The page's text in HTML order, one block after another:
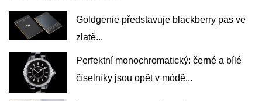
Goldgenie představuje blackberry pas ve
zlatě...
Perfektní monochromatický: černé a bílé
číselníky jsou opět v módě...